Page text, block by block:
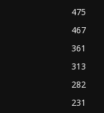
475
467
361
313
282
231